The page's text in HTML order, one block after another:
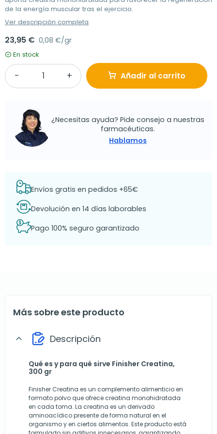
de la energía muscular tras el ejercicio.
Ver descripción completa
23,95 € 0,08 €/gr
En stock
Añadir al carrito
¿Necesitas ayuda? Pide consejo a nuestras
farmacéuticas.
Hablamos
Envíos gratis en pedidos +65€
Devolución en 14 días laborables
Pago 100% seguro garantizado
Más sobre este producto
expand_more Descripción
Qué es y para qué sirve Finisher Creatina,
300 gr
Finisher Creatina es un complemento alimenticio en
formato polvo que ofrece creatina monohidratada
en cada toma. La creatina es un derivado
aminoacídico presente de forma natural en el
organismo y en ciertos alimentos. Este producto está